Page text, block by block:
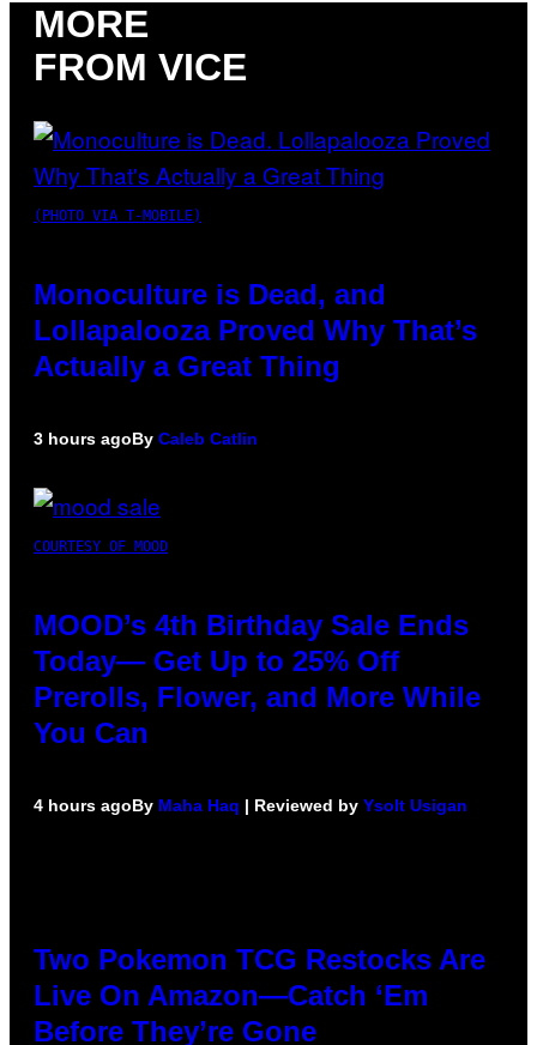
MORE
FROM VICE
(PHOTO VIA T-MOBILE)
Monoculture is Dead, and
Lollapalooza Proved Why That’s
Actually a Great Thing
3 hours agoBy Caleb Catlin
COURTESY OF MOOD
MOOD’s 4th Birthday Sale Ends
Today— Get Up to 25% Off
Prerolls, Flower, and More While
You Can
4 hours agoBy Maha Haq | Reviewed by Ysolt Usigan
Two Pokemon TCG Restocks Are
Live On Amazon—Catch ‘Em
Before They’re Gone